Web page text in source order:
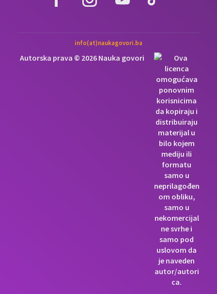
info(at)naukagovori.ba
Autorska prava © 2026 Nauka govori